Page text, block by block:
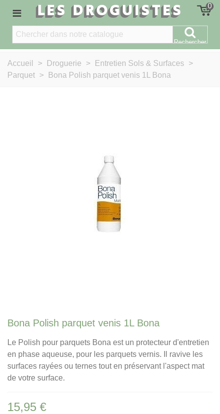
LES DROGUISTES 0
Rechercher
Accueil > Droguerie > Entretien Sols & Surfaces
>
Parquet > Bona Polish parquet venis 1L Bona
Bona Polish parquet venis 1L Bona
Le Polish pour parquets Bona est un protecteur d'entretien
en phase aqueuse, pour les parquets vernis. Il ravive les
surfaces rayées ou ternes tout en préservant l'aspect mat
de votre surface.
15,95 €